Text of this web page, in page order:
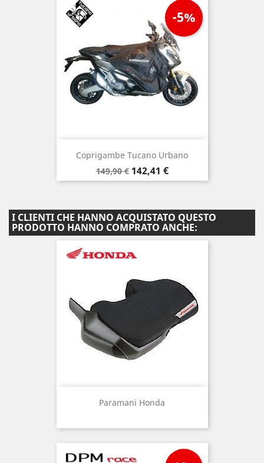
Coprigambe Tucano Urbano
Prezzo
base
149,90 €
-5%
Prezzo
142,41 €
I CLIENTI CHE HANNO ACQUISTATO QUESTO
PRODOTTO HANNO COMPRATO ANCHE:
Paramani Honda